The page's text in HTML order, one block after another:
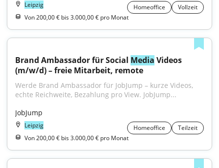
Leipzig Homeoffice
Vollzeit
Von 200,00 € bis 3.000,00 € pro Monat
Brand Ambassador für Social Media Videos
(m/w/d) – freie Mitarbeit, remote
Werde Brand Ambassador für JobJump – kurze Videos,
echte Reichweite, Bezahlung pro View. JobJump...
JobJump
Leipzig Homeoffice
Teilzeit
Von 200,00 € bis 3.000,00 € pro Monat